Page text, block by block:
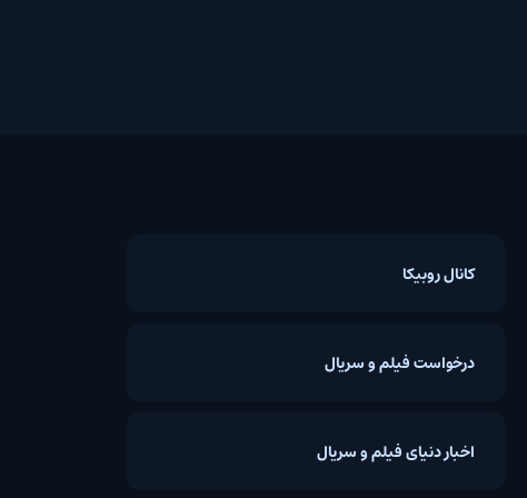
کانال روبیکا
درخواست فیلم و سریال
اخبار دنیای فیلم و سریال